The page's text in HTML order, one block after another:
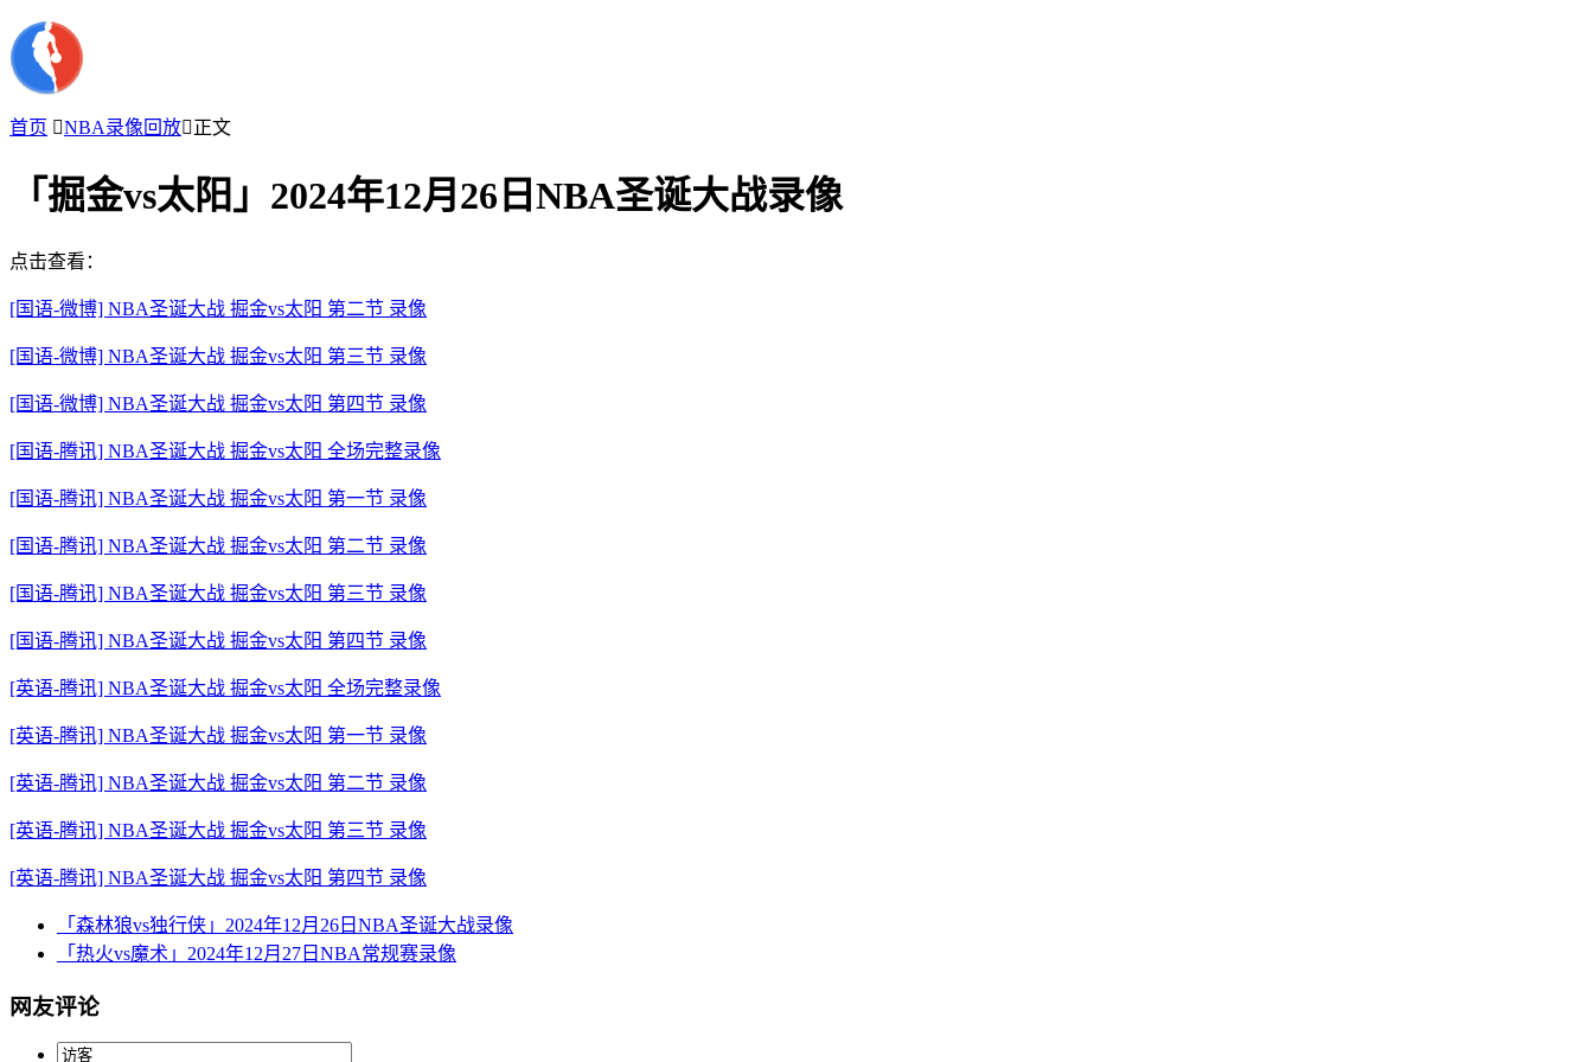
首页 NBA录像回放正文
「掘金vs太阳」2024年12月26日NBA圣诞大战录像
点击查看：
[国语-微博] NBA圣诞大战 掘金vs太阳 第二节 录像
[国语-微博] NBA圣诞大战 掘金vs太阳 第三节 录像
[国语-微博] NBA圣诞大战 掘金vs太阳 第四节 录像
[国语-腾讯] NBA圣诞大战 掘金vs太阳 全场完整录像
[国语-腾讯] NBA圣诞大战 掘金vs太阳 第一节 录像
[国语-腾讯] NBA圣诞大战 掘金vs太阳 第二节 录像
[国语-腾讯] NBA圣诞大战 掘金vs太阳 第三节 录像
[国语-腾讯] NBA圣诞大战 掘金vs太阳 第四节 录像
[英语-腾讯] NBA圣诞大战 掘金vs太阳 全场完整录像
[英语-腾讯] NBA圣诞大战 掘金vs太阳 第一节 录像
[英语-腾讯] NBA圣诞大战 掘金vs太阳 第二节 录像
[英语-腾讯] NBA圣诞大战 掘金vs太阳 第三节 录像
[英语-腾讯] NBA圣诞大战 掘金vs太阳 第四节 录像
「森林狼vs独行侠」2024年12月26日NBA圣诞大战录像
「热火vs魔术」2024年12月27日NBA常规赛录像
网友评论